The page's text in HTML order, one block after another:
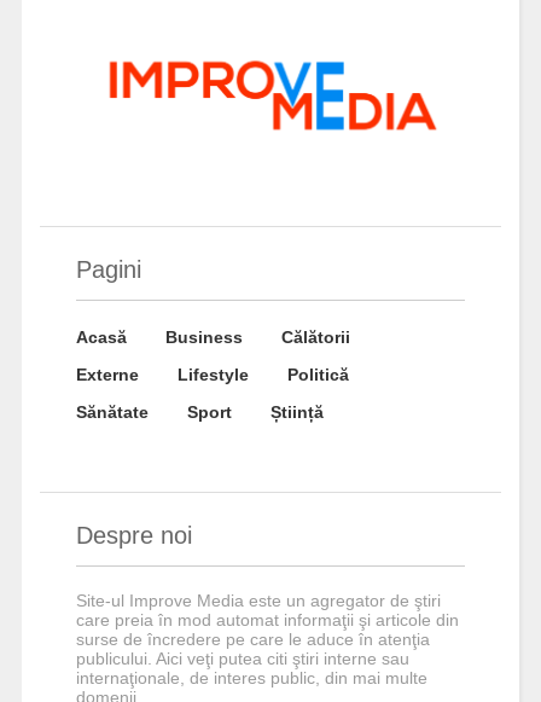
Pagini
Acasă Business
Călătorii
Externe
Lifestyle
Politică
Sănătate
Sport Știință
Despre noi
Site-ul Improve Media este un agregator de ştiri
care preia în mod automat informaţii şi articole din
surse de încredere pe care le aduce în atenţia
publicului. Aici veţi putea citi ştiri interne sau
internaţionale, de interes public, din mai multe
domenii.